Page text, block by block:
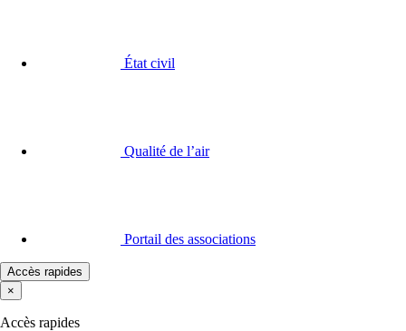
État civil
Qualité de l’air
Portail des associations
Accès rapides
×
Accès rapides